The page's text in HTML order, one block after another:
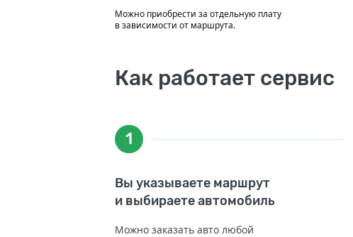
Можно приобрести за отдельную плату
в зависимости от маршрута.
Как работает сервис
1
Вы указываете маршрут
и выбираете автомобиль
Можно заказать авто любой